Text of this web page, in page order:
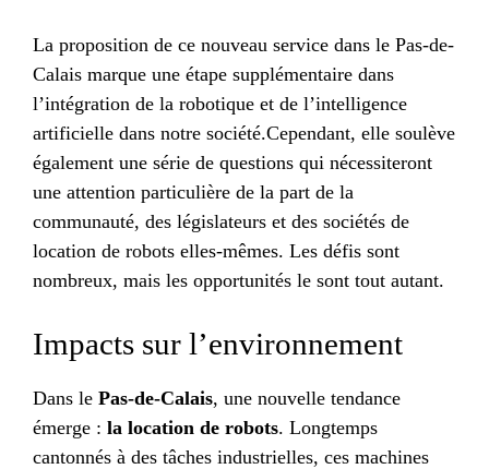
La proposition de ce nouveau service dans le Pas-de-
Calais marque une étape supplémentaire dans
l’intégration de la robotique et de l’intelligence
artificielle dans notre société.Cependant, elle soulève
également une série de questions qui nécessiteront
une attention particulière de la part de la
communauté, des législateurs et des sociétés de
location de robots elles-mêmes. Les défis sont
nombreux, mais les opportunités le sont tout autant.
Impacts sur l’environnement
Dans le Pas-de-Calais, une nouvelle tendance
émerge : la location de robots. Longtemps
cantonnés à des tâches industrielles, ces machines